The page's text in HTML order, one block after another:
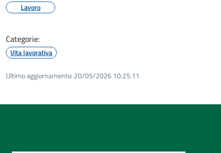
Lavoro
Categorie:
Vita lavorativa
Ultimo aggiornamento: 20/05/2026 10:25.11